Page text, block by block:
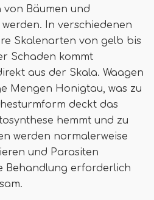
von Bäumen und
In verschiedenen
Skalenarten von gelb bis
Schaden kommt
aus der Skala. Waagen
Mengen Honigtau, was zu
deckt das
hemmt und zu
werden normalerweise
und Parasiten
Behandlung erforderlich